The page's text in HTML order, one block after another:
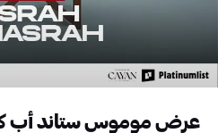
عرض موموس ستاند أب